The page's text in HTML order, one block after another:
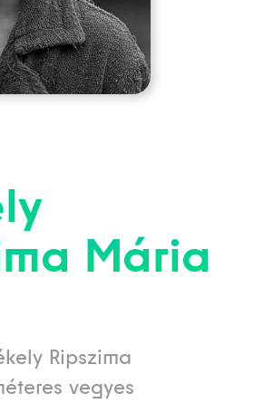
Mária
Ripszima
vegyes